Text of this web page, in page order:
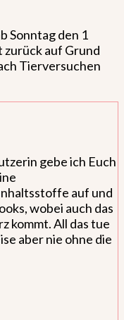
Sonntag den 1
zurück auf Grund
Tierversuchen
gebe ich Euch
auf und
wobei auch das
kommt. All das tue
aber nie ohne die